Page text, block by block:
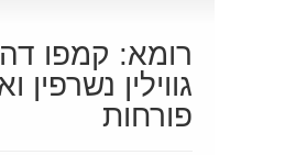
רומא: קמפו דה
גווילין נשרפין
פורחות